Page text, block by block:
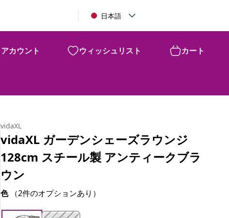
日本語
アカウント ウィッシュリスト カート
vidaXL
vidaXL ガーデンシェーズラウンジ
128cm スチール製 アンティークブラ
ウン
色 （2件のオプションあり）